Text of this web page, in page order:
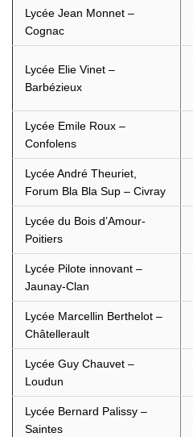
Lycée Jean Monnet –
Cognac
Lycée Elie Vinet –
Barbézieux
Lycée Emile Roux –
Confolens
Lycée André Theuriet,
Forum Bla Bla Sup – Civray
Lycée du Bois d’Amour-
Poitiers
Lycée Pilote innovant –
Jaunay-Clan
Lycée Marcellin Berthelot –
Châtellerault
Lycée Guy Chauvet –
Loudun
Lycée Bernard Palissy –
Saintes